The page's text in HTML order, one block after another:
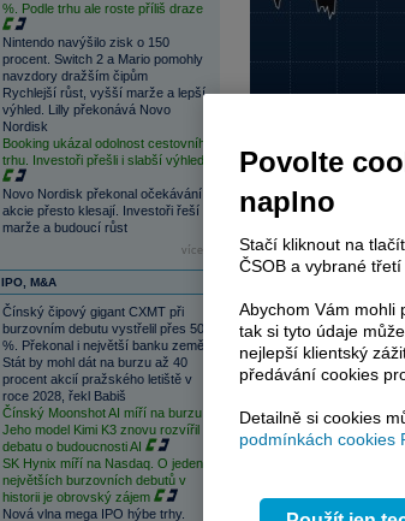
%. Podle trhu ale roste příliš draze
Nintendo navýšilo zisk o 150
procent. Switch 2 a Mario pomohly
navzdory dražším čipům
Rychlejší růst, vyšší marže a lepší
výhled. Lilly překonává Novo
Nordisk
Booking ukázal odolnost cestovního
trhu. Investoři přešli i slabší výhled
Novo Nordisk překonal očekávání,
akcie přesto klesají. Investoři řeší
marže a budoucí růst
více...
IPO, M&A
Čínský čipový gigant CXMT při
burzovním debutu vystřelil přes 500
%. Překonal i největší banku země
Stát by mohl dát na burzu až 40
procent akcií pražského letiště v
roce 2028, řekl Babiš
Čínský Moonshot AI míří na burzu.
Jeho model Kimi K3 znovu rozvířil
debatu o budoucnosti AI
SK Hynix míří na Nasdaq. O jeden z
největších burzovních debutů v
historii je obrovský zájem
Nová vlna mega IPO hýbe trhy.
Povolte
naplno
Stačí kliknout na
ČSOB a vybrané třetí
Abychom Vám mohli
tak si tyto údaje
nejlepší klientský
předávání cookies
Detailně si cookies
podmínkách cookies